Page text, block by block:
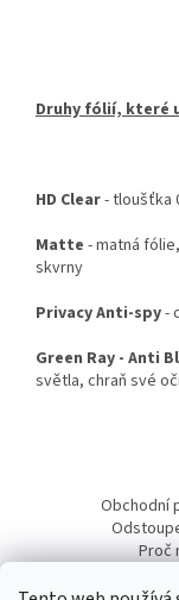
Druhy fólií, které
HD Clear- tloušťka
Matte - matná
skvrny
Privacy Anti-spy-
Green Ray - Anti
světla, chraň své
a
Obchodní
Proč